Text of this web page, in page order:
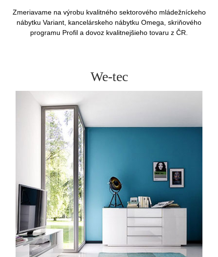
Zmeriavame na výrobu kvalitného sektorového mládežníckeho
nábytku Variant, kancelárskeho nábytku Omega, skriňového
programu Profil a dovoz kvalitnejšieho tovaru z ČR.
We-tec